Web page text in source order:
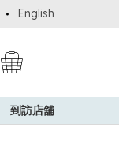
購買一般貨品(冷凍食
English
到訪店舖